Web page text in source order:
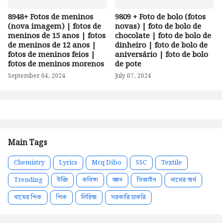
8948+ Fotos de meninos
(nova imagem) | fotos de
meninos de 15 anos | fotos
de meninos de 12 anos |
fotos de meninos feios |
fotos de meninos morenos
September 04, 2024
9809 + Foto de bolo (fotos
novas) | foto de bolo de
chocolate | foto de bolo de
dinheiro | foto de bolo de
aniversário | foto de bolo
de pote
July 07, 2024
Main Tags
Chemistry Lyrics Mcq Dibo SSC
Textile
Trending
উক্তি কবিতা জ্ঞান ডিজাইন
নামের অর্থ
নামের পিক
পিক লিরিক্স সরকারি চাকরি